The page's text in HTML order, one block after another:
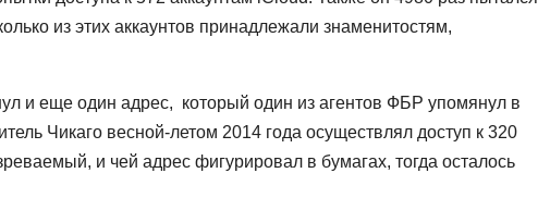
из этих аккаунтов принадлежали знаменитостям,
и еще один адрес, который один из агентов ФБР упомянул в
Чикаго весной-летом 2014 года осуществлял доступ к 320
и чей адрес фигурировал в бумагах, тогда осталось